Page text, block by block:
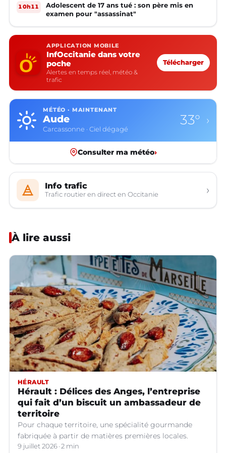
10h11
Adolescent de 17 ans tué : son père mis en
examen pour "assassinat"
APPLICATION MOBILE
InfOccitanie dans votre
poche
Alertes en temps réel, météo &
trafic
Télécharger
MÉTÉO · MAINTENANT
Aude
Carcassonne · Ciel dégagé
33° ›
Consulter ma météo›
Info trafic
Trafic routier en direct en Occitanie ›
À lire aussi
HÉRAULT
Hérault : Délices des Anges, l’entreprise
qui fait d’un biscuit un ambassadeur de
territoire
Pour chaque territoire, une spécialité gourmande
fabriquée à partir de matières premières locales.
9 juillet 2026 2 min